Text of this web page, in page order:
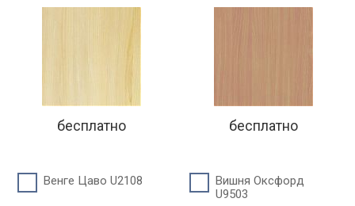
бесплатно бесплатно
Венге Цаво U2108
Вишня Оксфорд
U9503